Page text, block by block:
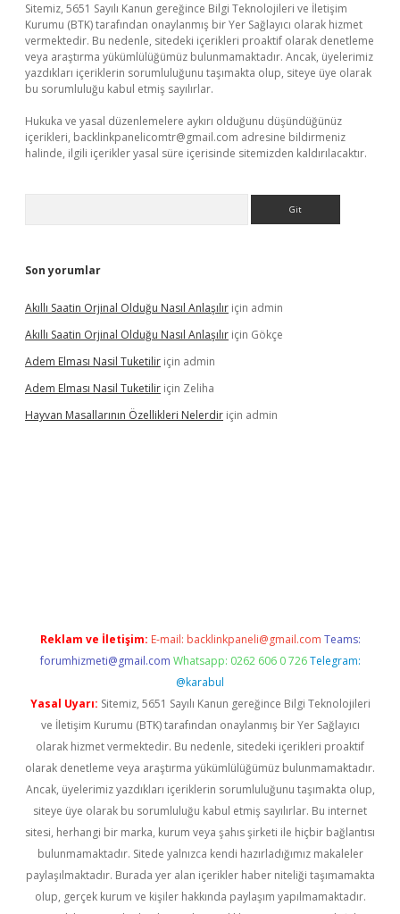
Sitemiz, 5651 Sayılı Kanun gereğince Bilgi Teknolojileri ve İletişim
Kurumu (BTK) tarafından onaylanmış bir Yer Sağlayıcı olarak hizmet
vermektedir. Bu nedenle, sitedeki içerikleri proaktif olarak denetleme
veya araştırma yükümlülüğümüz bulunmamaktadır. Ancak, üyelerimiz
yazdıkları içeriklerin sorumluluğunu taşımakta olup, siteye üye olarak
bu sorumluluğu kabul etmiş sayılırlar.
Hukuka ve yasal düzenlemelere aykırı olduğunu düşündüğünüz
içerikleri, backlinkpanelicomtr@gmail.com adresine bildirmeniz
halinde, ilgili içerikler yasal süre içerisinde sitemizden kaldırılacaktır.
Son yorumlar
Akıllı Saatin Orjinal Olduğu Nasıl Anlaşılır için admin
Akıllı Saatin Orjinal Olduğu Nasıl Anlaşılır için Gökçe
Adem Elması Nasil Tuketilir için admin
Adem Elması Nasil Tuketilir için Zeliha
Hayvan Masallarının Özellikleri Nelerdir için admin
Reklam ve İletişim: E-mail: backlinkpaneli@gmail.com Teams:
forumhizmeti@gmail.com Whatsapp: 0262 606 0 726 Telegram:
@karabul
Yasal Uyarı: Sitemiz, 5651 Sayılı Kanun gereğince Bilgi Teknolojileri
ve İletişim Kurumu (BTK) tarafından onaylanmış bir Yer Sağlayıcı
olarak hizmet vermektedir. Bu nedenle, sitedeki içerikleri proaktif
olarak denetleme veya araştırma yükümlülüğümüz bulunmamaktadır.
Ancak, üyelerimiz yazdıkları içeriklerin sorumluluğunu taşımakta olup,
siteye üye olarak bu sorumluluğu kabul etmiş sayılırlar. Bu internet
sitesi, herhangi bir marka, kurum veya şahıs şirketi ile hiçbir bağlantısı
bulunmamaktadır. Sitede yalnızca kendi hazırladığımız makaleler
paylaşılmaktadır. Burada yer alan içerikler haber niteliği taşımamakta
olup, gerçek kurum ve kişiler hakkında paylaşım yapılmamaktadır.